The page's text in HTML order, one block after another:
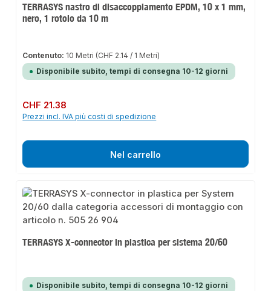
TERRASYS nastro di disaccoppiamento EPDM, 10 x 1 mm,
nero, 1 rotolo da 10 m
Contenuto: 10 Metri (CHF 2.14 / 1 Metri)
Disponibile subito, tempi di consegna 10-12 giorni
Prezzo normale:
CHF 21.38
Prezzi incl. IVA più costi di spedizione
Nel carrello
TERRASYS X-connector in plastica per sistema 20/60
Disponibile subito, tempi di consegna 10-12 giorni